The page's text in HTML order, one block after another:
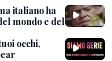
italiano ha
mondo e del
occhi,